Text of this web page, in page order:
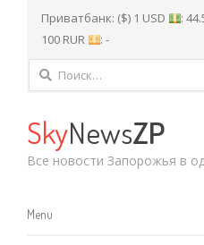
Приватбанк: ($) 1 USD :
100 RUR
: -
Найти:
SkyNewsZP
Все новости Запорожья в
Menu
Menu